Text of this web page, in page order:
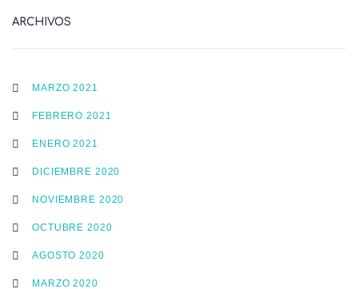
ARCHIVOS
MARZO 2021
FEBRERO 2021
ENERO 2021
DICIEMBRE 2020
NOVIEMBRE 2020
OCTUBRE 2020
AGOSTO 2020
MARZO 2020